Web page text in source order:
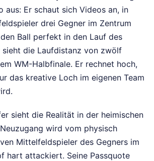
aus: Er schaut sich Videos an, in
drei Gegner im Zentrum
Ball perfekt in den Lauf des
sieht die Laufdistanz von zwölf
WM-Halbfinale. Er rechnet hoch,
das kreative Loch im eigenen Team
sieht die Realität in der heimischen
wird vom physisch
Mittelfeldspieler des Gegners im
hart attackiert. Seine Passquote